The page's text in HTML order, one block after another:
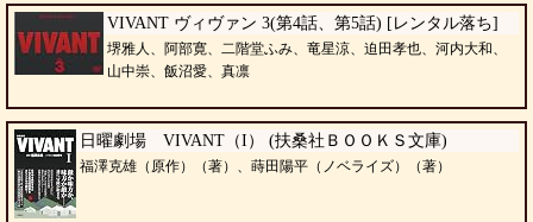
VIVANT ヴィヴァン 3(第4話、第5話) [レンタル落ち]
堺雅人、阿部寛、二階堂ふみ、竜星涼、迫田孝也、河内大和、
山中崇、飯沼愛、真凛
日曜劇場 VIVANT（I） (扶桑社ＢＯＯＫＳ文庫)
福澤克雄（原作）（著）、蒔田陽平（ノベライズ）（著）